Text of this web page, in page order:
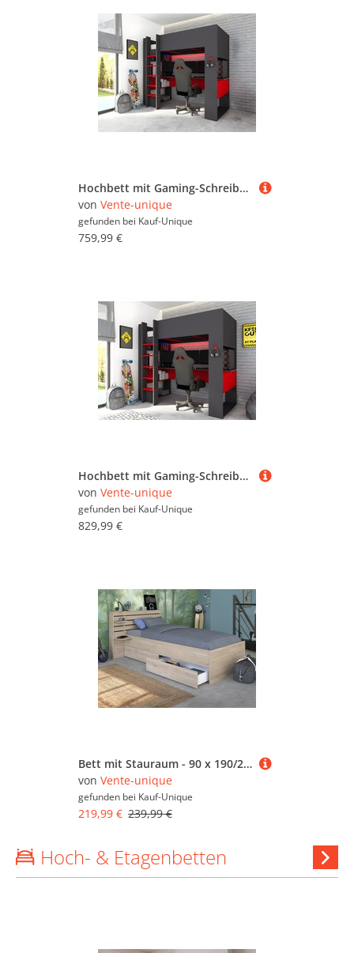
Hochbett mit Gaming-Schreibtisch & Stauraum mit LEDs - 90 x 200 cm - Anthrazit & Rot - NOAH
von Vente-unique
gefunden bei Kauf-Unique
759,99 €
Hochbett mit Gaming-Schreibtisch & Stauraum + LEDs + Matratze - 90 x 200 cm - Anthrazit & Rot - NOAH
von Vente-unique
gefunden bei Kauf-Unique
829,99 €
Bett mit Stauraum - 90 x 190/200 - Holzfarben - TENALIA
von Vente-unique
gefunden bei Kauf-Unique
219,99 € 239,99 €
Hoch- & Etagenbetten
&